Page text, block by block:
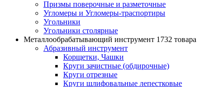
Призмы поверочные и разметочные
Угломеры и Угломеры-траспортиры
Угольники
Угольники столярные
Металлообрабатывающий инструмент 1732 товара
Абразивный инструмент
Корщетки, Чашки
Круги зачистные (обдирочные)
Круги отрезные
Круги шлифовальные лепестковые